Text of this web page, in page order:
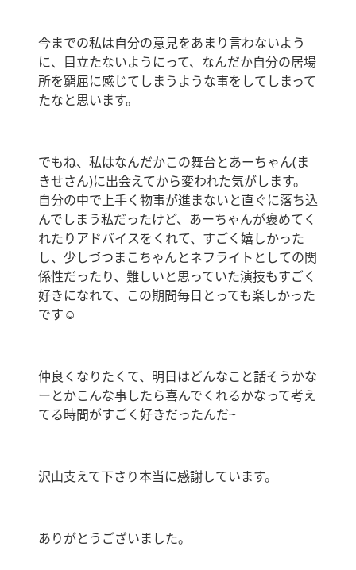
今までの私は自分の意見をあまり言わないよう
に、目立たないようにって、なんだか自分の居場
所を窮屈に感じてしまうような事をしてしまって
たなと思います。
でもね、私はなんだかこの舞台とあーちゃん(ま
きせさん)に出会えてから変われた気がします。
自分の中で上手く物事が進まないと直ぐに落ち込
んでしまう私だったけど、あーちゃんが褒めてく
れたりアドバイスをくれて、すごく嬉しかった
し、少しづつまこちゃんとネフライトとしての関
係性だったり、難しいと思っていた演技もすごく
好きになれて、この期間毎日とっても楽しかった
です☺️
仲良くなりたくて、明日はどんなこと話そうかな
ーとかこんな事したら喜んでくれるかなって考え
てる時間がすごく好きだったんだ~
沢山支えて下さり本当に感謝しています。
ありがとうございました。